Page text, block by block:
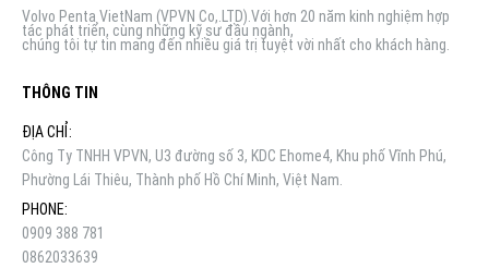
Volvo Penta VietNam (VPVN Co,.LTD).Với hơn 20 năm kinh nghiệm hợp
tác phát triển, cùng những kỹ sư đầu ngành,
chúng tôi tự tin mang đến nhiều giá trị tuyệt vời nhất cho khách hàng.
THÔNG TIN
ĐỊA CHỈ:
Công Ty TNHH VPVN, U3 đường số 3, KDC Ehome4, Khu phố Vĩnh Phú,
Phường Lái Thiêu, Thành phố Hồ Chí Minh, Việt Nam.
PHONE:
0909 388 781
0862033639